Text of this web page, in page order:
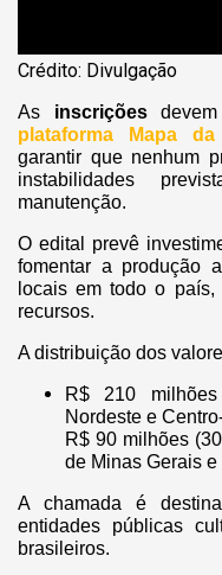
Crédito: Divulgação
As inscriçõesdevem
plataforma Mapa
garantir que nenhum
instabilidades
manutenção.
O edital prevê
fomentar a produção
locais em todo o
recursos.
A distribuição dos
R$ 210
Nordeste e
R$ 90 milhões
de Minas Gerais
A chamada é
entidades públicas
brasileiros.